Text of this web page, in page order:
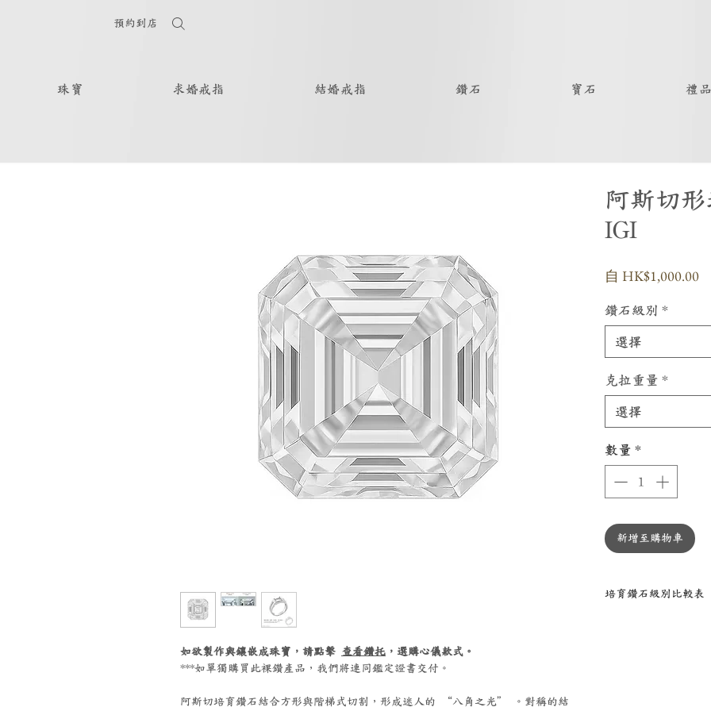
預約到店
珠寶 求婚戒指 結婚戒指 鑽石 寶石 禮品
如欲製作與鑲嵌成珠寶，請點擊 查看鑽托 ，選購心儀款式。
***如單獨購買此裸鑽產品，我們將連同鑑定證書交付。
阿斯切培育鑽石結合方形與階梯式切割，形成迷人的 “八角之光” 。對稱的結
阿斯切
IGI
自 HK$1,000.00促
鑽石級別 *
選擇
克拉重量 *
選擇
數量 *
新增至購物車
培育鑽石級別比較表